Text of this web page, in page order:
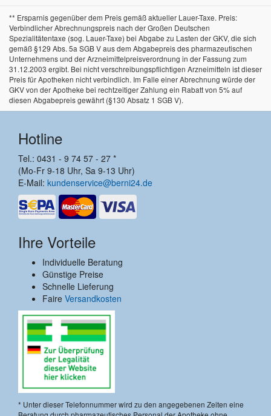
** Ersparnis gegenüber dem Preis gemäß aktueller Lauer-Taxe. Preis:
Verbindlicher Abrechnungspreis nach der Großen Deutschen
Spezialitätentaxe (sog. Lauer-Taxe) bei Abgabe zu Lasten der GKV, die sich
gemäß §129 Abs. 5a SGB V aus dem Abgabepreis des pharmazeutischen
Unternehmens und der Arzneimittelpreisverordnung in der Fassung zum
31.12.2003 ergibt. Bei nicht verschreibungspflichtigen Arzneimitteln ist dieser
Preis für Apotheken nicht verbindlich. Im Falle einer Abrechnung würde der
GKV von der Apotheke bei rechtzeitiger Zahlung ein Rabatt von 5% auf
diesen Abgabepreis gewährt (§130 Absatz 1 SGB V).
Hotline
Tel.: 0431 - 9 74 57 - 27 *
(Mo-Fr 9-18 Uhr, Sa 9-13 Uhr)
E-Mail: kundenservice@berni24.de
Ihre Vorteile
Individuelle Beratung
Günstige Preise
Schnelle Lieferung
Faire Versandkosten
* Unter dieser Telefonnummer wird zu den angegebenen Zeiten eine